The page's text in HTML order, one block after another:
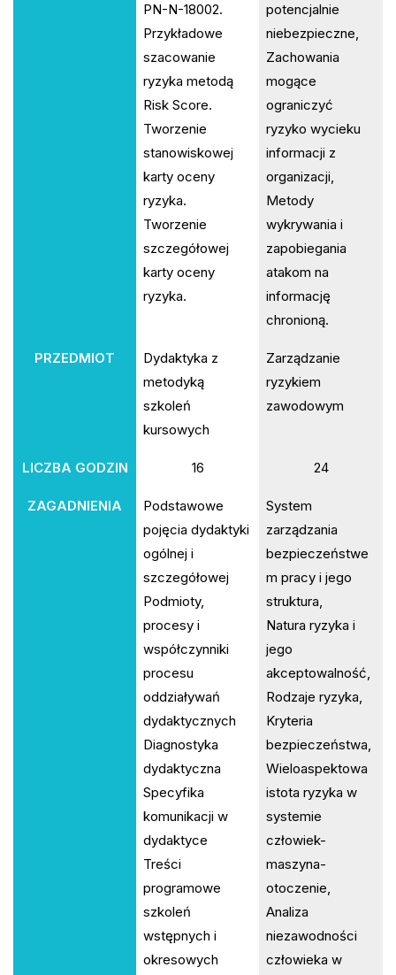
PN-N-18002.
Przykładowe
szacowanie
ryzyka metodą
Risk Score.
Tworzenie
stanowiskowej
karty oceny
ryzyka.
Tworzenie
szczegółowej
karty oceny
ryzyka.
potencjalnie
niebezpieczne,
Zachowania
mogące
ograniczyć
ryzyko wycieku
informacji z
organizacji,
Metody
wykrywania i
zapobiegania
atakom na
informację
chronioną.
PRZEDMIOT
Dydaktyka z
metodyką
szkoleń
kursowych
Zarządzanie
ryzykiem
zawodowym
LICZBA GODZIN 16 24
ZAGADNIENIA
Podstawowe
pojęcia dydaktyki
ogólnej i
szczegółowej
Podmioty,
procesy i
współczynniki
procesu
oddziaływań
dydaktycznych
Diagnostyka
dydaktyczna
Specyfika
komunikacji w
dydaktyce
Treści
programowe
szkoleń
wstępnych i
okresowych
System
zarządzania
bezpieczeństwe
m pracy i jego
struktura,
Natura ryzyka i
jego
akceptowalność,
Rodzaje ryzyka,
Kryteria
bezpieczeństwa,
Wieloaspektowa
istota ryzyka w
systemie
człowiek-
maszyna-
otoczenie,
Analiza
niezawodności
człowieka w